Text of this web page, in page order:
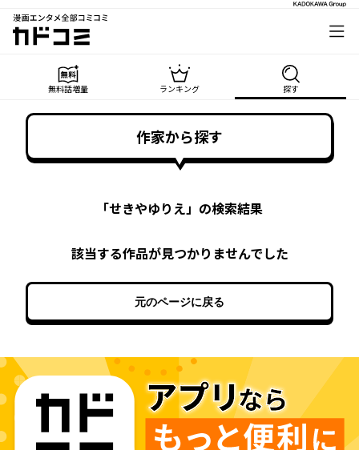
漫画エンタメ全部コミコミ
カドコミ
無料話増量 ランキング 探す
作家から探す
「せきやゆりえ」の検索結果
該当する作品が見つかりませんでした
元のページに戻る